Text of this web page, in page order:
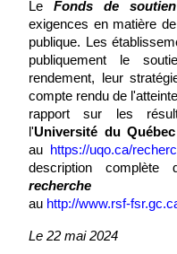
LeFonds de
exigences en matière
publique. Les
publiquement le
rendement, leur
compte rendu de
rapport sur les
l'Université du
au https://uqo.ca/
description complète
recherche
au http://www.rsf-
Le 22 mai 2024